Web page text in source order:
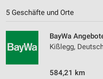
5 Geschäfte und Orte
BayWa
Kißlegg,
584,21 km